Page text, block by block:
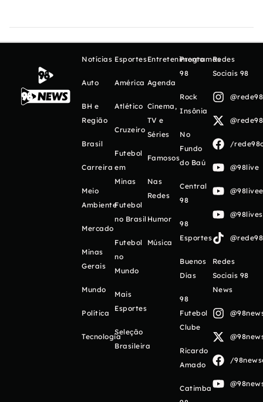
Notícias
Auto
BH e
Região
Brasil
Carreira
Meio
Ambiente
Mercado
Minas
Gerais
Mundo
Política
Tecnologia
Esportes
América
Atlético
Cruzeiro
Futebol
em
Minas
Futebol
no Brasil
Futebol
no
Mundo
Mais
Esportes
Seleção
Brasileira
Entretenimento
Agenda
Cinema,
TV e
Séries
Famosos
Nas
Redes
Humor
Música
Programas
98
Rock
Insônia
No
Fundo
do Baú
Central
98
98
Esportes
Buenos
Días
98
Futebol
Clube
Ricardo
Amado
Catimba
Redes
Sociais 98
/
@98live
Redes
Sociais 98
News
/